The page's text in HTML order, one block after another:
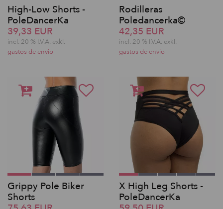
High-Low Shorts -
PoleDancerKa
39,33 EUR
incl. 20 % I.V.A. exkl.
gastos de envio
Rodilleras
Poledancerka©
42,35 EUR
incl. 20 % I.V.A. exkl.
gastos de envio
Grippy Pole Biker
Shorts
X High Leg Shorts -
PoleDancerKa